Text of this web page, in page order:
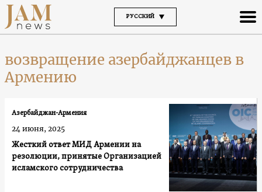
РУССКИЙ
возвращение азербайджанцев в
Армению
Жесткий ответ МИД Армении на
резолюции, принятые Организацией
исламского сотрудничества
Азербайджан-Армения
24 июня, 2025